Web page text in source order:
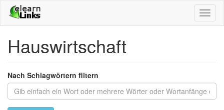
Direkt
zum
Inhalt
Hauswirtschaft
Nach Schlagwörtern filtern